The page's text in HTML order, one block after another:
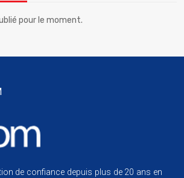
pour le moment.
de confiance depuis plus de 20 ans en